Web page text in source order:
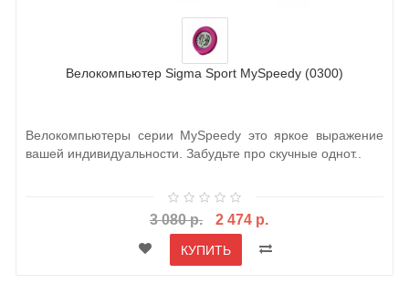
Велокомпьютер Sigma Sport MySpeedy (0300)
Велокомпьютеры серии MySpeedy это яркое выражение
вашей индивидуальности. Забудьте про скучные однот..
3 080 р. 2 474 р.
КУПИТЬ